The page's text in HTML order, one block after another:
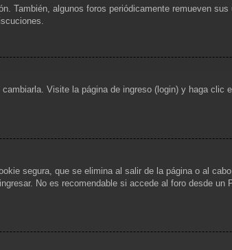
También, algunos foros periódicamente remueven
Visite la página de ingreso (login) y haga clic
segura, que se elimina al salir de la página o al
No es recomendable si accede al foro desde